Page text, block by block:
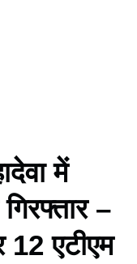
में
–
एटीएम